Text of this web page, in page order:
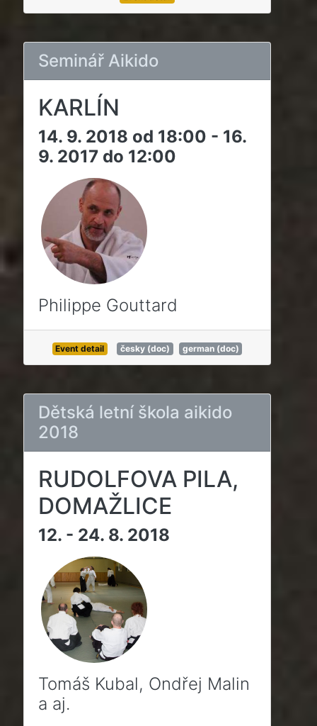
Seminář Aikido
KARLÍN
14. 9. 2018 od 18:00 - 16.
9. 2017 do 12:00
Philippe Gouttard
Event detail česky (doc) german (doc)
Dětská letní škola aikido
2018
RUDOLFOVA PILA,
DOMAŽLICE
12. - 24. 8. 2018
Tomáš Kubal, Ondřej Malin
a aj.